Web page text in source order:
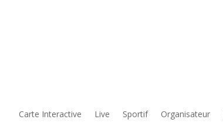
Carte Interactive Live Sportif Organisateur